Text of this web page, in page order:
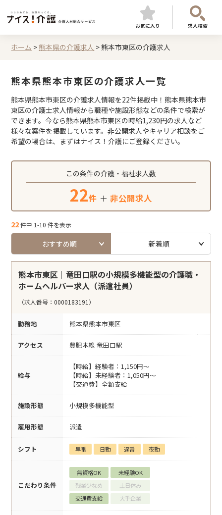
お気に入り 求人検索
ホーム >熊本県の介護求人 >熊本市東区の介護求人
熊本県熊本市東区の介護求人一覧
熊本県熊本市東区の介護求人情報を22件掲載中！熊本県熊本市
東区の介護士求人情報から職種や施設形態などの条件で検索が
できます。今なら熊本県熊本市東区の時給1,230円の求人など
様々な案件を掲載しています。非公開求人やキャリア相談をご
希望の場合は、まずはナイス！介護にご登録ください。
この条件の介護・福祉求人数
22件 ＋ 非公開求人
22件中 1-10 件を表示
おすすめ順 新着順
熊本市東区｜竜田口駅の小規模多機能型の介護職・
ホームヘルパー求人（派遣社員）
（求人番号：0000183191）
勤務地 熊本県熊本市東区
アクセス 豊肥本線 竜田口駅
給与
【時給】経験者：1,150円～
【時給】未経験者：1,050円～
【交通費】全額支給
施設形態 小規模多機能型
雇用形態 派遣
シフト 早番 日勤 遅番 夜勤
こだわり条件
無資格OK
未経験OK
残業少なめ
土日休み
交通費支給
大手企業